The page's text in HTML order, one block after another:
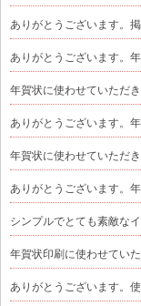
ありがとうございます。
ありがとうございます。
年賀状に使わせていただき
ありがとうございます。
年賀状に使わせていただ
ありがとうございます。
シンプルでとても素敵な
年賀状印刷に使わせていた
ありがとうございます。